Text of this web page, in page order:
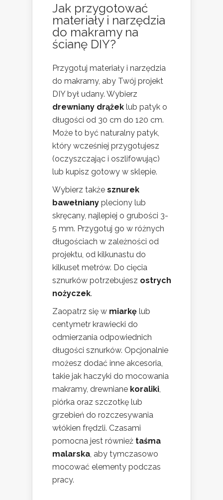
Jak przygotować
materiały i narzędzia
do makramy na
ścianę DIY?
Przygotuj materiały i narzędzia
do makramy, aby Twój projekt
DIY był udany. Wybierz
drewniany drążek lub patyk o
długości od 30 cm do 120 cm.
Może to być naturalny patyk,
który wcześniej przygotujesz
(oczyszczając i oszlifowując)
lub kupisz gotowy w sklepie.
Wybierz także sznurek
bawełniany pleciony lub
skręcany, najlepiej o grubości 3-
5 mm. Przygotuj go w różnych
długościach w zależności od
projektu, od kilkunastu do
kilkuset metrów. Do cięcia
sznurków potrzebujesz ostrych
nożyczek.
Zaopatrz się w miarkę lub
centymetr krawiecki do
odmierzania odpowiednich
długości sznurków. Opcjonalnie
możesz dodać inne akcesoria,
takie jak haczyki do mocowania
makramy, drewniane koraliki,
piórka oraz szczotkę lub
grzebień do rozczesywania
włókien frędzli. Czasami
pomocna jest również taśma
malarska, aby tymczasowo
mocować elementy podczas
pracy.